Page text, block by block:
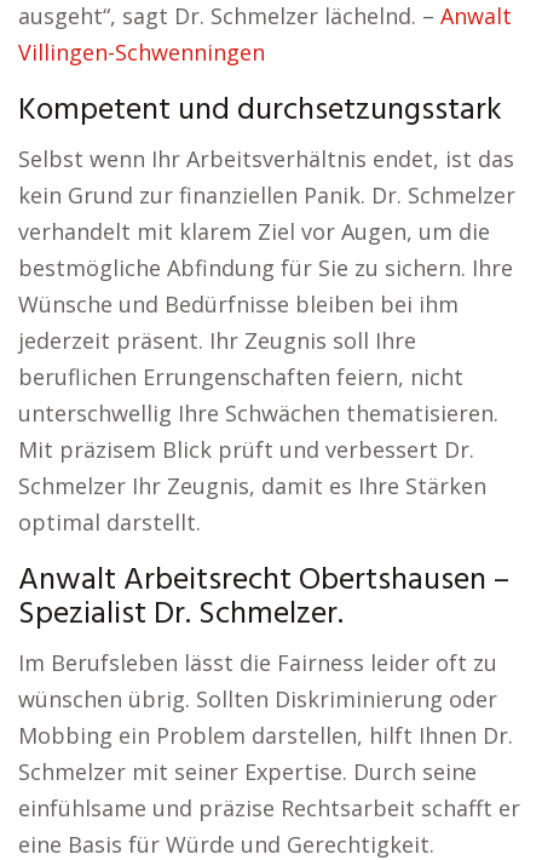
ausgeht“, sagt Dr. Schmelzer lächelnd. – Anwalt
Villingen-Schwenningen
Kompetent und durchsetzungsstark
Selbst wenn Ihr Arbeitsverhältnis endet, ist das
kein Grund zur finanziellen Panik. Dr. Schmelzer
verhandelt mit klarem Ziel vor Augen, um die
bestmögliche Abfindung für Sie zu sichern. Ihre
Wünsche und Bedürfnisse bleiben bei ihm
jederzeit präsent. Ihr Zeugnis soll Ihre
beruflichen Errungenschaften feiern, nicht
unterschwellig Ihre Schwächen thematisieren.
Mit präzisem Blick prüft und verbessert Dr.
Schmelzer Ihr Zeugnis, damit es Ihre Stärken
optimal darstellt.
Anwalt Arbeitsrecht Obertshausen –
Spezialist Dr. Schmelzer.
Im Berufsleben lässt die Fairness leider oft zu
wünschen übrig. Sollten Diskriminierung oder
Mobbing ein Problem darstellen, hilft Ihnen Dr.
Schmelzer mit seiner Expertise. Durch seine
einfühlsame und präzise Rechtsarbeit schafft er
eine Basis für Würde und Gerechtigkeit.